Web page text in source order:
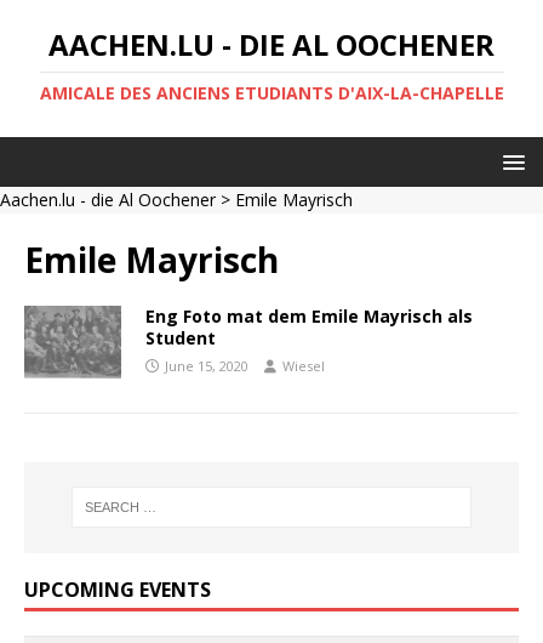
AACHEN.LU - DIE AL OOCHENER
AMICALE DES ANCIENS ETUDIANTS D'AIX-LA-CHAPELLE
Aachen.lu - die Al Oochener> Emile Mayrisch
Emile Mayrisch
Eng Foto mat dem Emile Mayrisch als
Student
June 15, 2020 Wiesel
UPCOMING EVENTS